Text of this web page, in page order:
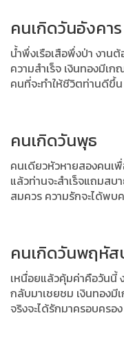
คนเกิดวันอังคาร
น้ำพึ่งเรือเสือพึ่งป่า งาน
ความสำเร็จ เงินทองมีเ
คนที่จะทำให้ชีวิตท่านดีขึ้น
คนเกิดวันพุธ
คนเดียวหัวหายสองคนเพื่
แล้วท่านจะสำเร็จแถมส
สมควร ความรักจะได้พบ
คนเกิดวันพฤหั
เหนื่อยแล้วคุ้มค่าคือวันนี้
กลับมาเชยชม เงินทองมี
จริงจะได้รักมาครอบครอง